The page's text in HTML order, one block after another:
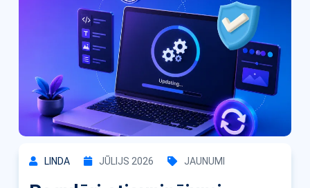
LINDA JŪLIJS 2026 JAUNUMI